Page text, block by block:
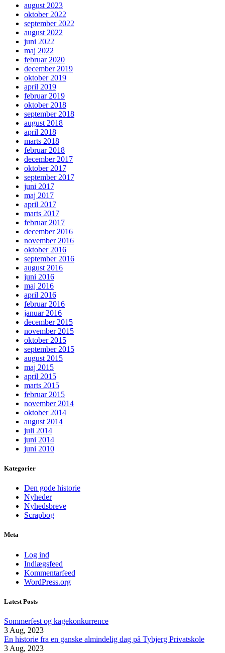
august 2023
oktober 2022
september 2022
august 2022
juni 2022
maj 2022
februar 2020
december 2019
oktober 2019
april 2019
februar 2019
oktober 2018
september 2018
august 2018
april 2018
marts 2018
februar 2018
december 2017
oktober 2017
september 2017
juni 2017
maj 2017
april 2017
marts 2017
februar 2017
december 2016
november 2016
oktober 2016
september 2016
august 2016
juni 2016
maj 2016
april 2016
februar 2016
januar 2016
december 2015
november 2015
oktober 2015
september 2015
august 2015
maj 2015
april 2015
marts 2015
februar 2015
november 2014
oktober 2014
august 2014
juli 2014
juni 2014
juni 2010
Kategorier
Den gode historie
Nyheder
Nyhedsbreve
Scrapbog
Meta
Log ind
Indlægsfeed
Kommentarfeed
WordPress.org
Latest Posts
Sommerfest og kagekonkurrence
3 Aug, 2023
En historie fra en ganske almindelig dag på Tybjerg Privatskole
3 Aug, 2023